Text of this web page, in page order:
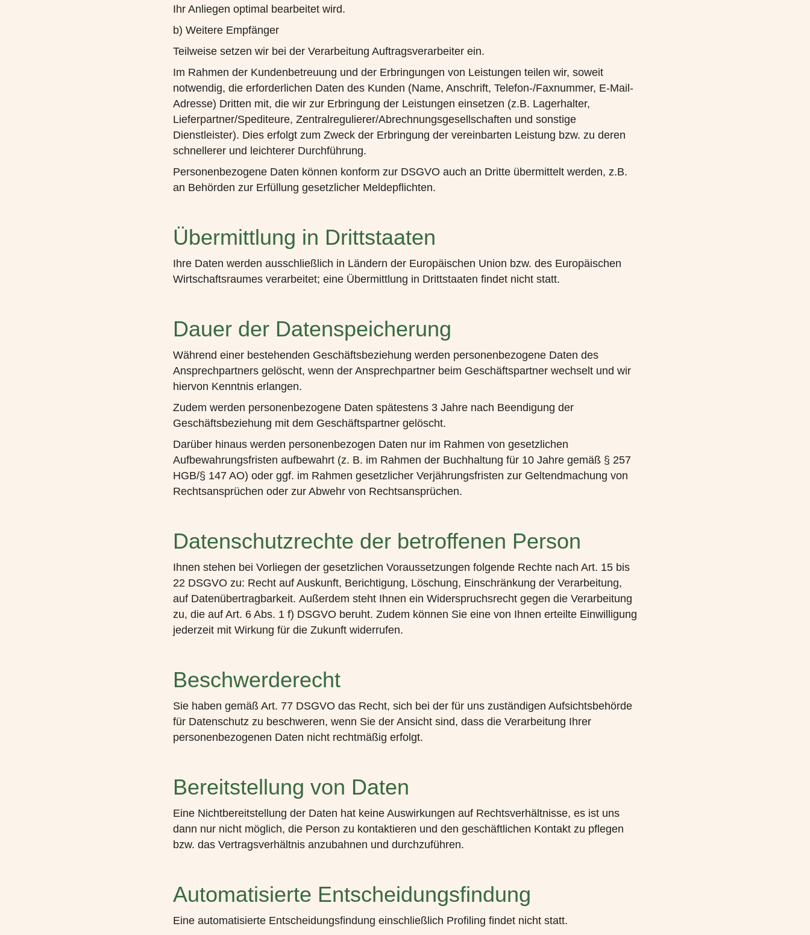
Ihr Anliegen optimal bearbeitet wird.
b) Weitere Empfänger
Teilweise setzen wir bei der Verarbeitung Auftragsverarbeiter ein.
Im Rahmen der Kundenbetreuung und der Erbringungen von Leistungen teilen wir, soweit
notwendig, die erforderlichen Daten des Kunden (Name, Anschrift, Telefon-/Faxnummer, E-Mail-
Adresse) Dritten mit, die wir zur Erbringung der Leistungen einsetzen (z.B. Lagerhalter,
Lieferpartner/Spediteure, Zentralregulierer/Abrechnungsgesellschaften und sonstige
Dienstleister). Dies erfolgt zum Zweck der Erbringung der vereinbarten Leistung bzw. zu deren
schnellerer und leichterer Durchführung.
Personenbezogene Daten können konform zur DSGVO auch an Dritte übermittelt werden, z.B.
an Behörden zur Erfüllung gesetzlicher Meldepflichten.
Übermittlung in Drittstaaten
Ihre Daten werden ausschließlich in Ländern der Europäischen Union bzw. des Europäischen
Wirtschaftsraumes verarbeitet; eine Übermittlung in Drittstaaten findet nicht statt.
Dauer der Datenspeicherung
Während einer bestehenden Geschäftsbeziehung werden personenbezogene Daten des
Ansprechpartners gelöscht, wenn der Ansprechpartner beim Geschäftspartner wechselt und wir
hiervon Kenntnis erlangen.
Zudem werden personenbezogene Daten spätestens 3 Jahre nach Beendigung der
Geschäftsbeziehung mit dem Geschäftspartner gelöscht.
Darüber hinaus werden personenbezogen Daten nur im Rahmen von gesetzlichen
Aufbewahrungsfristen aufbewahrt (z. B. im Rahmen der Buchhaltung für 10 Jahre gemäß § 257
HGB/§ 147 AO) oder ggf. im Rahmen gesetzlicher Verjährungsfristen zur Geltendmachung von
Rechtsansprüchen oder zur Abwehr von Rechtsansprüchen.
Datenschutzrechte der betroffenen Person
Ihnen stehen bei Vorliegen der gesetzlichen Voraussetzungen folgende Rechte nach Art. 15 bis
22 DSGVO zu: Recht auf Auskunft, Berichtigung, Löschung, Einschränkung der Verarbeitung,
auf Datenübertragbarkeit. Außerdem steht Ihnen ein Widerspruchsrecht gegen die Verarbeitung
zu, die auf Art. 6 Abs. 1 f) DSGVO beruht. Zudem können Sie eine von Ihnen erteilte Einwilligung
jederzeit mit Wirkung für die Zukunft widerrufen.
Beschwerderecht
Sie haben gemäß Art. 77 DSGVO das Recht, sich bei der für uns zuständigen Aufsichtsbehörde
für Datenschutz zu beschweren, wenn Sie der Ansicht sind, dass die Verarbeitung Ihrer
personenbezogenen Daten nicht rechtmäßig erfolgt.
Bereitstellung von Daten
Eine Nichtbereitstellung der Daten hat keine Auswirkungen auf Rechtsverhältnisse, es ist uns
dann nur nicht möglich, die Person zu kontaktieren und den geschäftlichen Kontakt zu pflegen
bzw. das Vertragsverhältnis anzubahnen und durchzuführen.
Automatisierte Entscheidungsfindung
Eine automatisierte Entscheidungsfindung einschließlich Profiling findet nicht statt.